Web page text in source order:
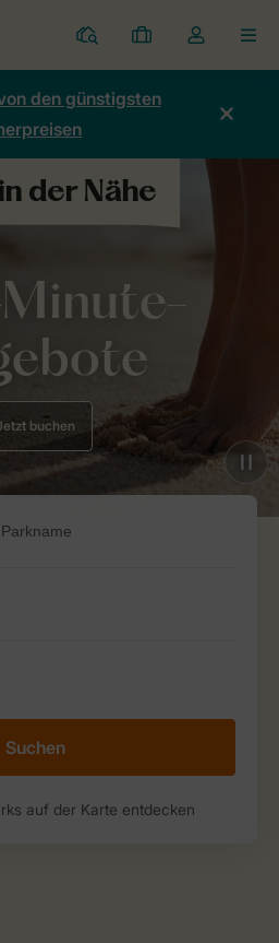
Ferienparks
Meine
Buchungen
Dropdown-
Menü
Kontos
den günstigsten
buchen
Suchen
auf der Karte entdecken